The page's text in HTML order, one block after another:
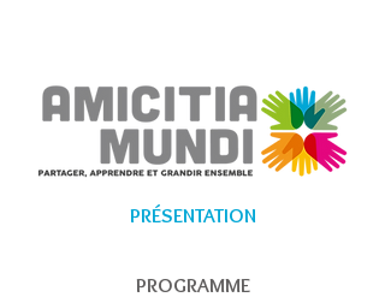
PRÉSENTATION
PROGRAMME